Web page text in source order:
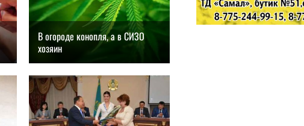
В огороде конопля, а в СИЗО
хозяин
26.08.2018, 18:00